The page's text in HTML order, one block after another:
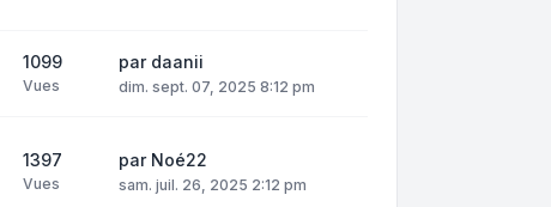
1099
Vues
par daanii
dim. sept. 07, 2025 8:12 pm
1397
Vues
par Noé22
sam. juil. 26, 2025 2:12 pm